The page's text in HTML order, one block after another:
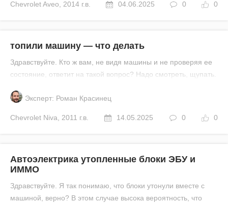
ChevroletAveo 2014 г.в. 04.06.2025 0 0
топили машину — что делать
Здравствуйте. Кто ж вам, не видя машины и не проверяя ее
состояние, ответит на такой вопрос? Надо смотреть, щупать.
Эксперт: Роман Красинец
Chevrolet Niva 2011 г.в. 14.05.2025 0 0
Автоэлектрика утопленные блоки ЭБУ и
ИММО
Здравствуйте. Я так понимаю, что блоки утонули вместе с
машиной, верно? В этом случае высока вероятность, что